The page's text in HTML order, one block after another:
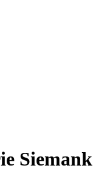
Siemank